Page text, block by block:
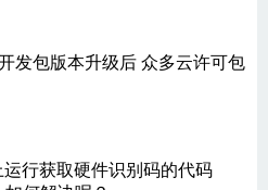
发包版本升级后 众多云许可包
行获取硬件识别码的代码